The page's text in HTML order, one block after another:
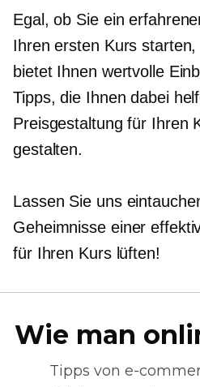
Egal, ob Sie ein
Ihren ersten Kurs
bietet Ihnen wertvolle
Tipps, die Ihnen dabei
Preisgestaltung für Ihren
gestalten.
Lassen Sie uns
Geheimnisse einer
für Ihren Kurs lüften!
Wie man
Tipps von e-